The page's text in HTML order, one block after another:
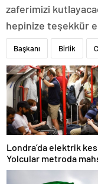
zaferimizi
hepinize teşekkür
Başkanı Birlik
Londra’da elektrik
Yolcular metroda
kaldı